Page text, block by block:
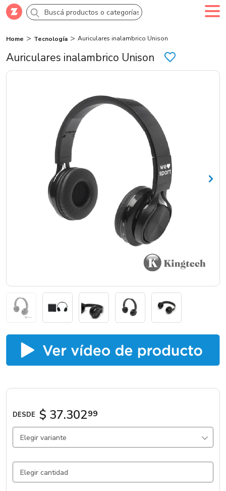
Comprar Creá tu cuenta Ingresá
Categorías
SALE 70% OFF
Novedades
Campañas
Logo 24hs
Sé partner
Auriculares inalambrico Unison
Home Tecnología Auriculares inalambrico Unison
DESDE $ 37.30299
Elegir variante
Negro 486 un.